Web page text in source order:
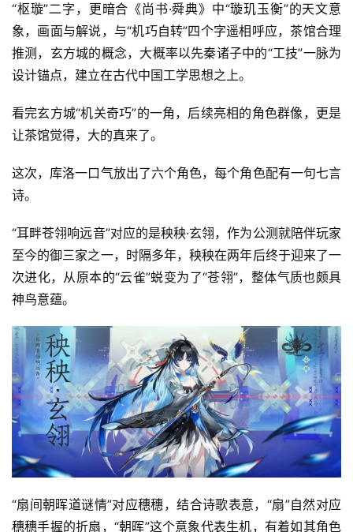
“枢璇”二字，更暗合《尚书·舜典》中“璇玑玉衡”的天文意
象，画面与解说，与“机巧自转”四个字遥相呼应，茶馆合理
推测，玄方城的概念，大概率以先秦诸子中的“工技”一脉为
设计锚点，建立在古代中国工学思想之上。
看完玄方城“机关奇巧”的一角，后续亮相的角色群像，更是
让茶馆觉得，大的真来了。
这次，库洛一口气放出了六个角色，每个角色配有一句七言
诗。
“耳畔苍翎响远音”对应的是秧秧·玄翎，作为公测就陪伴玩家
至今的御三家之一，时隔多年，秧秧在两年后终于迎来了一
次进化，从原本的“云雀”蜕变为了“苍翎”，整体气质也颇具
神鸟意蕴。
“扇间朝晖道谜情”对应穗穗，结合诗歌表意，“扇”自然对应
穗穗手握的折扇，“朝晖”这个意象代表生机，有着如其角色